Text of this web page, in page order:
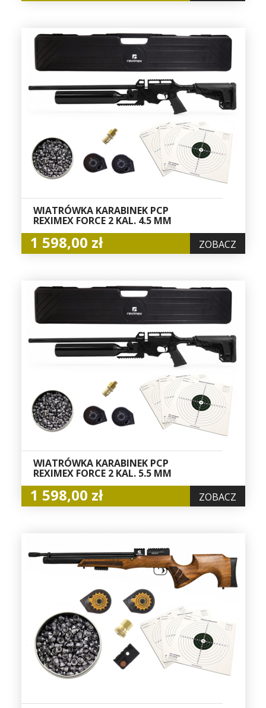
WIATRÓWKA KARABINEK PCP
REXIMEX FORCE 2 KAL. 4.5 MM
1 598,00 zł ZOBACZ
WIATRÓWKA KARABINEK PCP
REXIMEX FORCE 2 KAL. 5.5 MM
1 598,00 zł ZOBACZ